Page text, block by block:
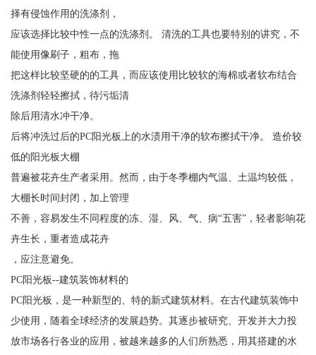
择有侵蚀作用的洗涤剂，
应该选择比较中性一点的洗涤剂。 清洗的工具也要特别的讲究，不
能使用像刷子，粗布，拖
把这样比较坚硬的的工具，而应该使用比较软的海棉或者软布结合
洗涤剂轻轻擦拭，待污垢清
除后用清水冲干净。
后将冲洗过后的PC阳光板上的水渍用干净的软布擦拭干净。 造价较
低的阳光板大棚
普遍被花卉生产者采用。然而，由于冬季棚内气温、土温均较低，
大棚长时间封闭，加上管理
不善，容易发生不同程度的冻、湿、风、气、病“五害”，轻者影响花
卉生长，重者造成花卉
，应注意避免。
PC阳光板--建筑装饰材料的
PC阳光板，是一种新型的、特的新式建筑材料。在古代建筑装饰中
少使用，随着全球经济的发展趋势。其逐步被研究、开发并大力投
放市场各行各业的应用，被越来越多的人们所熟悉，用其搭建的水